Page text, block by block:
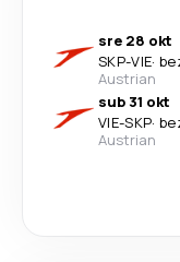
sre 28 okt
SKP-VIE·
Austrian
sub 31 okt
VIE-SKP·
Austrian